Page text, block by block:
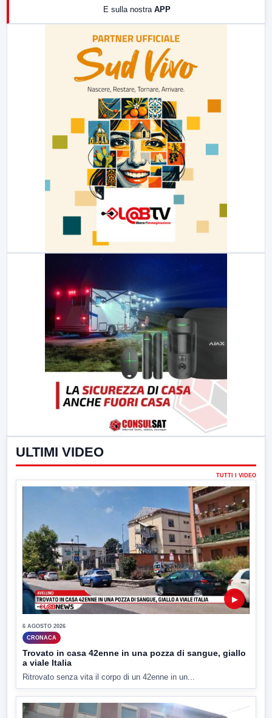
E sulla nostra APP
ULTIMI VIDEO
TUTTI I VIDEO
▶
6 AGOSTO 2026
CRONACA
Trovato in casa 42enne in una pozza di sangue, giallo
a viale Italia
Ritrovato senza vita il corpo di un 42enne in un...